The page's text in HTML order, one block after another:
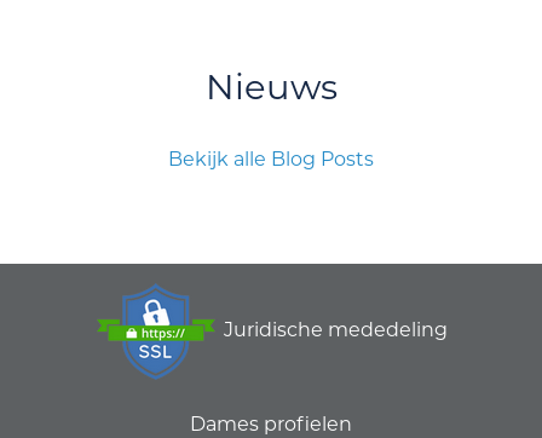
Nieuws
Bekijk alle Blog Posts
Juridische mededeling
Dames profielen